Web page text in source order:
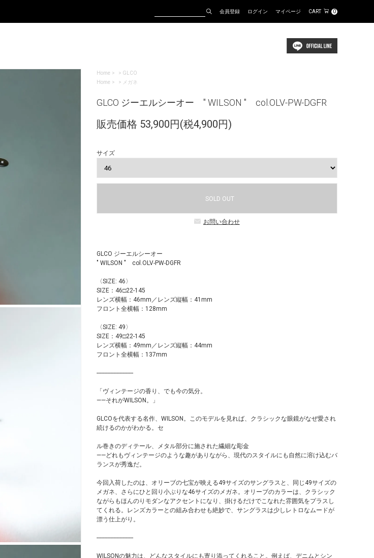
会員登録 ログイン マイページ CART 0
Home > GLCO
Home
> メガネ
GLCO ジーエルシーオー " WILSON " col.OLV-PW-DGFR
販売価格 53,900円(税4,900円)
サイズ
SOLD OUT
お問い合わせ
GLCO ジーエルシーオー
" WILSON " col.OLV-PW-DGFR
〈SIZE: 46〉
SIZE：46□22-145
レンズ横幅：46mm／レンズ縦幅：41mm
フロント全横幅：128mm
〈SIZE: 49〉
SIZE：49□22-145
レンズ横幅：49mm／レンズ縦幅：44mm
フロント全横幅：137mm
------------------------
「ヴィンテージの香り、でも今の気分。
——それがWILSON。」
GLCOを代表する名作、WILSON。このモデルを見れば、クラシックな眼鏡がなぜ愛され
続けるのかがわかる。セ
ル巻きのディテール、メタル部分に施された繊細な彫金
——どれもヴィンテージのような趣がありながら、現代のスタイルにも自然に溶け込むバ
ランスが秀逸だ。
今回入荷したのは、オリーブの七宝が映える49サイズのサングラスと、同じ49サイズの
メガネ、さらにひと回り小ぶりな46サイズのメガネ。オリーブのカラーは、クラシック
ながらもほんのりモダンなアクセントになり、掛けるだけでこなれた雰囲気をプラスし
てくれる。レンズカラーとの組み合わせも絶妙で、サングラスは少しレトロなムードが
漂う仕上がり。
------------------------
WILSONの魅力は、どんなスタイルにも寄り添ってくれること。例えば、デニムとシン